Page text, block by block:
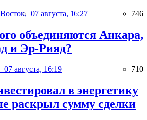
07 августа, 16:27 746
объединяются Анкара,
и Эр-Рияд?
07 августа, 16:19 710
в энергетику
раскрыл сумму сделки